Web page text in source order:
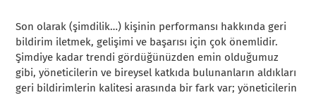
Son olarak (şimdilik…) kişinin performansı hakkında geri
bildirim iletmek, gelişimi ve başarısı için çok önemlidir.
Şimdiye kadar trendi gördüğünüzden emin olduğumuz
gibi, yöneticilerin ve bireysel katkıda bulunanların aldıkları
geri bildirimlerin kalitesi arasında bir fark var; yöneticilerin